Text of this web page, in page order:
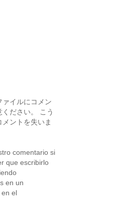
イルにコメン
ください。 こう
ントを失いま
comentario si
que escribirlo
en un
el